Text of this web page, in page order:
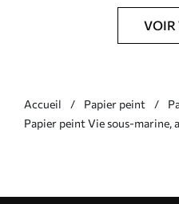
VOIR
Accueil Papier peint
Papier peint Vie sous-marine,